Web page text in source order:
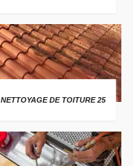
NETTOYAGE DE TOITURE 25